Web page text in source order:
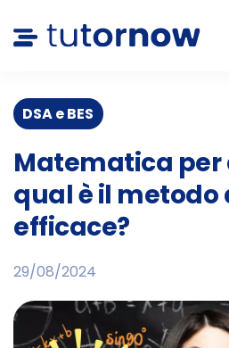
DSA e BES
Matematica
qual è il metodo
efficace?
29/08/2024